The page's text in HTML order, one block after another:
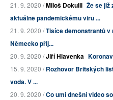
21. 9. 2020 /Miloš Dokulil Že se již
aktuálně pandemickému viru ...
21. 9. 2020 /Tisíce demonstrantů v
Německo přij...
20. 9. 2020 /Jiří Hlavenka
15. 9. 2020 /Rozhovor Britských
voda. V ...
20. 9. 2020 /Co umí dnešní video